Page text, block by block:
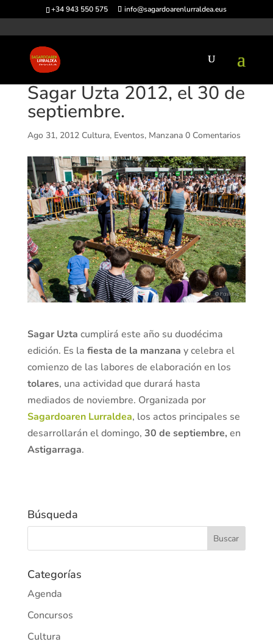
+34 943 550 575 info@sagardoarenlurraldea.eus
Sagar Uzta 2012, el 30 de
septiembre.
Ago 31, 2012 Cultura, Eventos, Manzana 0 Comentarios
Sagar Uzta cumplirá este año su duodécima
edición. Es la fiesta de la manzana y celebra el
comienzo de las labores de elaboración en los
tolares, una actividad que durará hasta
mediados de noviembre. Organizada por
Sagardoaren Lurraldea, los actos principales se
desarrollarán el domingo, 30 de septiembre, en
Astigarraga.
Búsqueda
Categorías
Agenda
Concursos
Cultura